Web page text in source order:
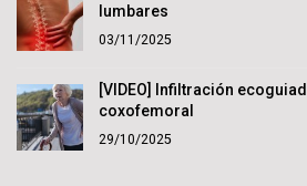
lumbares
03/11/2025
[VIDEO] Infiltración
coxofemoral
29/10/2025